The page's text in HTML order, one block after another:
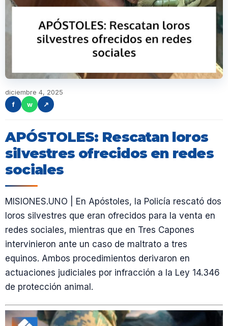
diciembre 4, 2025
f
w ↗
APÓSTOLES: Rescatan loros
silvestres ofrecidos en redes
sociales
MISIONES.UNO | En Apóstoles, la Policía rescató dos
loros silvestres que eran ofrecidos para la venta en
redes sociales, mientras que en Tres Capones
intervinieron ante un caso de maltrato a tres
equinos. Ambos procedimientos derivaron en
actuaciones judiciales por infracción a la Ley 14.346
de protección animal.